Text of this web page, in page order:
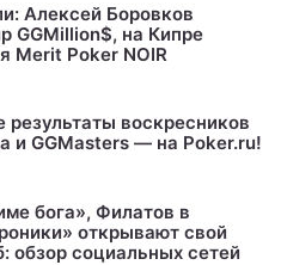
Алексей Боровков
GGMillion$, на Кипре
Merit Poker NOIR
воскресников
и GGMasters — на Poker.ru!
бога», Филатов в
открывают свой
обзор социальных сетей